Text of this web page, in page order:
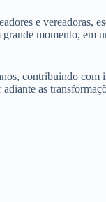
e vereadoras,
momento,
contribuindo
as